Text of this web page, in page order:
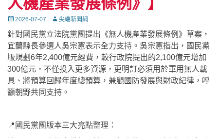
Posted
2026-07-07 Autor尖端新聞網
針對國民黨立法院黨團提出《無人機產業發展條例》草案，
宜蘭縣長參選人吳宗憲表示全力支持。吳宗憲指出，國民黨
版規劃6年2,400億元經費，較行政院提出的2,100億元增加
300億元，不僅投入更多資源，更明訂必須用於軍用無人載
具、將預算回歸年度總預算，兼顧國防發展與財政紀律，呼
籲朝野共同支持。
📍國民黨團版本三大亮點整理：